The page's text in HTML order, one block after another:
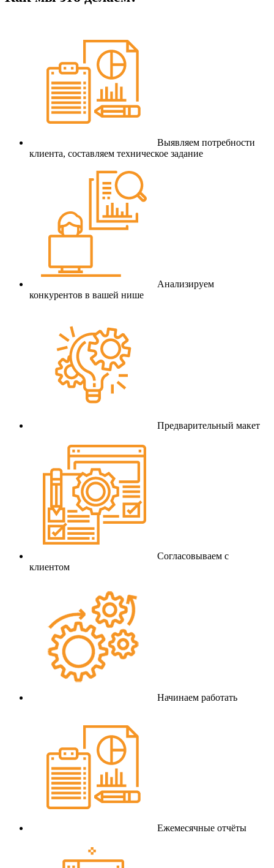
Выявляем потребности
клиента, составляем техническое задание
Анализируем
конкурентов в вашей нише
Предварительный макет
Согласовываем с
клиентом
Начинаем работать
Ежемесячные отчёты